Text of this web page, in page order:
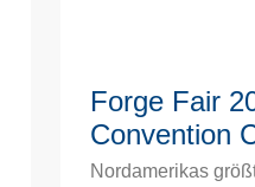
Forge Fair
Convention
Nordamerikas